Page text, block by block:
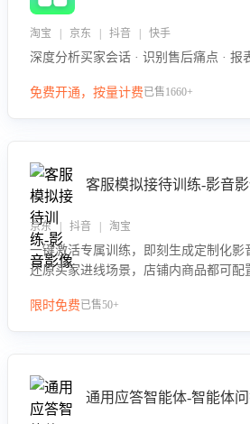
淘宝 | 京东 | 抖音 | 快手
深度分析买家会话 · 识别售后痛点 · 报
免费开通，按量计费已售1660+
客服模拟接待训练-影音
京东 | 抖音 | 淘宝
一键激活专属训练，即刻生成定制化影
还原买家进线场景，店铺内商品都可配
击 “立即开通”，快速获取影音影像类目
限时免费已售50+
通用应答智能体-智能体